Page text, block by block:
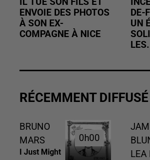
ENVOIE DES PHOTOS
À SON EX-
COMPAGNE À NICE
DE-
UN
RÉCEMMENT DIFFUSÉ
BRUNO
MARS
I Just Might
0h00
0h00
LEA